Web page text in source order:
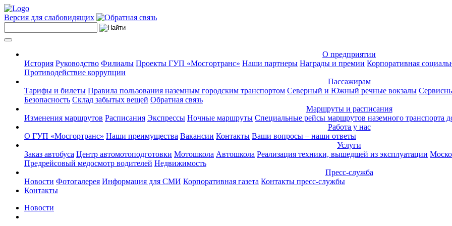
Версия для слабовидящих
О предприятии
История Руководство Филиалы Проекты ГУП «Мосгортранс» Наши партнеры Награды и премии Корпоративная
Противодействие коррупции
Пассажирам
Тарифы и билеты Правила пользования наземным городским транспортом Северный и Южный речные вокзалы
Безопасность Склад забытых вещей Обратная связь
Маршруты и расписания
Изменения маршрутов Расписания Экспрессы Ночные маршруты Специальные рейсы маршрутов наземного транспорта
Работа у нас
О ГУП «Мосгортранс» Наши преимущества Вакансии Контакты Ваши вопросы – наши ответы
Услуги
Заказ автобуса Центр автомотоподготовки Мотошкола Автошкола Реализация техники, вышедшей из эксплуатации
Предрейсовый медосмотр водителей Недвижимость
Пресс-служба
Новости Фотогалерея Информация для СМИ Корпоративная газета Контакты пресс-службы
Контакты
Новости